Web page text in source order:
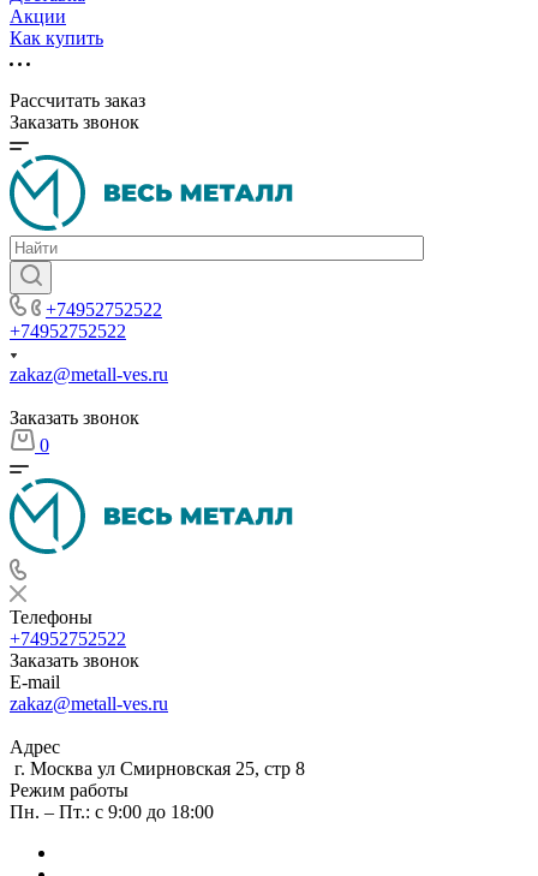
Акции
Как купить
Рассчитать заказ
Заказать звонок
+74952752522
+74952752522
zakaz@metall-ves.ru
Заказать звонок
0
Телефоны
+74952752522
Заказать звонок
E-mail
zakaz@metall-ves.ru
Адрес
г. Москва ул Смирновская 25, стр 8
Режим работы
Пн. – Пт.: с 9:00 до 18:00